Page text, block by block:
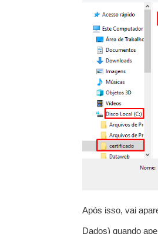
Após isso, vai
Dados) quando